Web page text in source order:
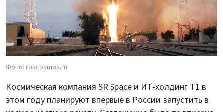
Фото: roscosmos.ru
Космическая компания SR Space и ИТ-холдинг Т1 в
этом году планируют впервые в России запустить в